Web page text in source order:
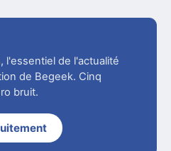
l'essentiel de l'actualité
de Begeek. Cinq
bruit.